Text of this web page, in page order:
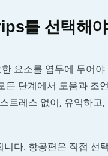
를 선택해
요소를 염두에 두어
단계에서 도움과 조
트레스 없이, 유익하
다. 항공편은 직접 선